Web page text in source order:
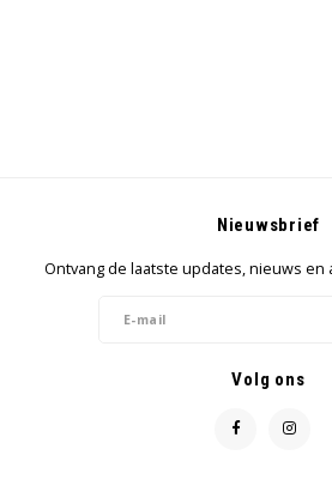
Nieuwsbrief
Ontvang de laatste updates, nieuws en
Volg ons